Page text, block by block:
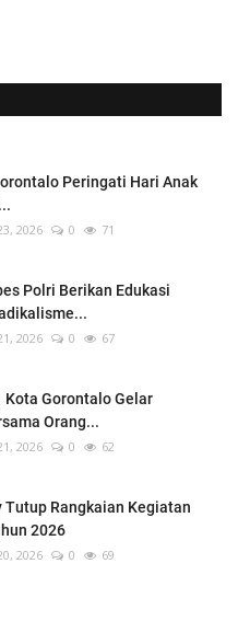
Peringati Hari Anak
2026 0 71
Polri Berikan Edukasi
2026 0 67
Kota Gorontalo Gelar
Orang...
2026 0 62
Tutup Rangkaian Kegiatan
2026
2026 0 69